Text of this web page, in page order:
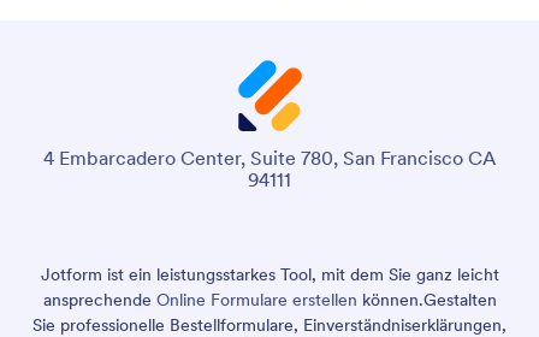
4 Embarcadero Center, Suite 780, San Francisco CA
94111
Jotform ist ein leistungsstarkes Tool, mit dem Sie ganz leicht
ansprechende Online Formulare erstellen können.Gestalten
Sie professionelle Bestellformulare, Einverständniserklärungen,